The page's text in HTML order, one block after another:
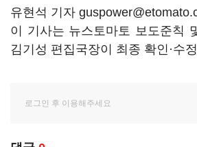
유현석 기자
이 기사는 뉴스토마토 보도준칙
김기성 편집국장이 최종 확인·수